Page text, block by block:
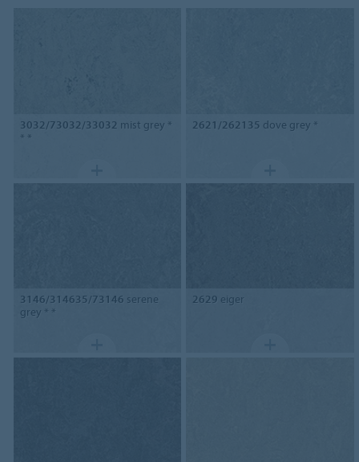
3032/73032/33032 mist grey *
* *
2621/262135 dove grey *
3146/314635/73146 serene
grey * *
2629 eiger